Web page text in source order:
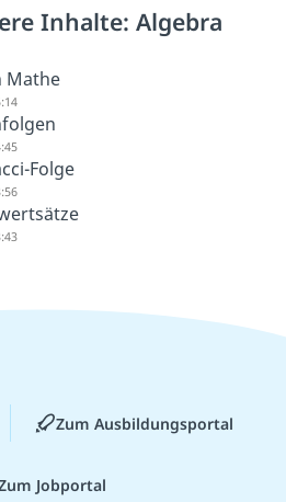
Inhalte: Algebra
Mathe
Folge
Zum Ausbildungsportal
Jobportal